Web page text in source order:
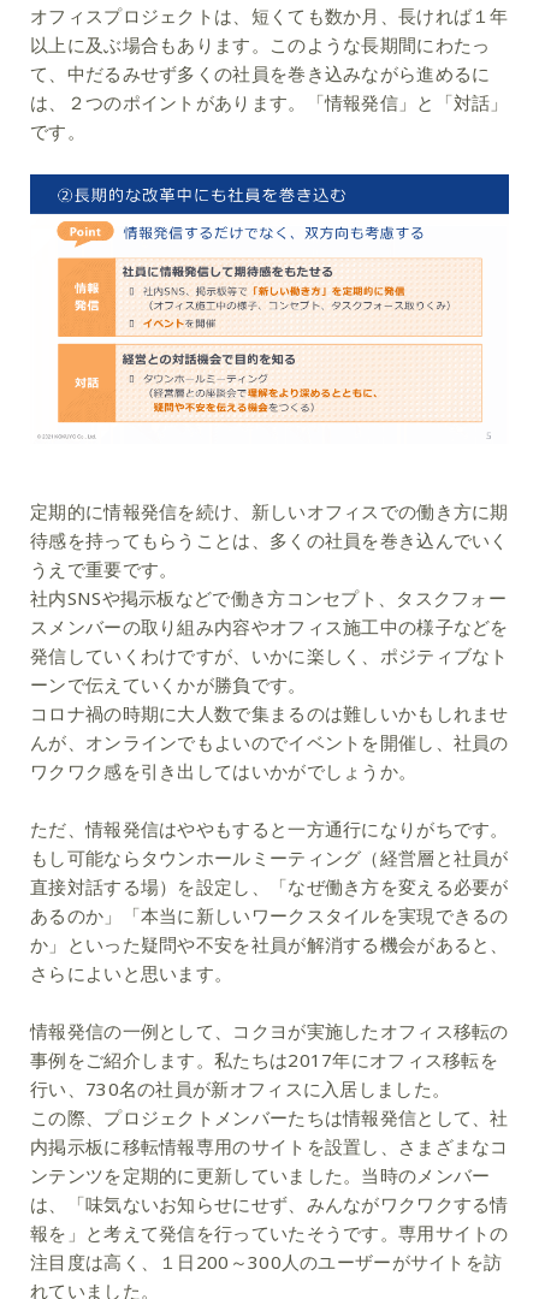
オフィスプロジェクトは、短くても数か月、長ければ１年
以上に及ぶ場合もあります。このような長期間にわたっ
て、中だるみせず多くの社員を巻き込みながら進めるに
は、２つのポイントがあります。「情報発信」と「対話」
です。
定期的に情報発信を続け、新しいオフィスでの働き方に期
待感を持ってもらうことは、多くの社員を巻き込んでいく
うえで重要です。
社内SNSや掲示板などで働き方コンセプト、タスクフォー
スメンバーの取り組み内容やオフィス施工中の様子などを
発信していくわけですが、いかに楽しく、ポジティブなト
ーンで伝えていくかが勝負です。
コロナ禍の時期に大人数で集まるのは難しいかもしれませ
んが、オンラインでもよいのでイベントを開催し、社員の
ワクワク感を引き出してはいかがでしょうか。
ただ、情報発信はややもすると一方通行になりがちです。
もし可能ならタウンホールミーティング（経営層と社員が
直接対話する場）を設定し、「なぜ働き方を変える必要が
あるのか」「本当に新しいワークスタイルを実現できるの
か」といった疑問や不安を社員が解消する機会があると、
さらによいと思います。
情報発信の一例として、コクヨが実施したオフィス移転の
事例をご紹介します。私たちは2017年にオフィス移転を
行い、730名の社員が新オフィスに入居しました。
この際、プロジェクトメンバーたちは情報発信として、社
内掲示板に移転情報専用のサイトを設置し、さまざまなコ
ンテンツを定期的に更新していました。当時のメンバー
は、「味気ないお知らせにせず、みんながワクワクする情
報を」と考えて発信を行っていたそうです。専用サイトの
注目度は高く、１日200～300人のユーザーがサイトを訪
れていました。